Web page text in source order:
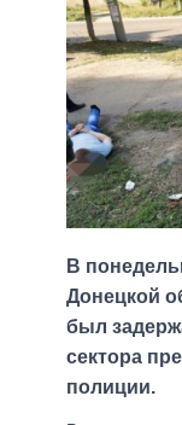
В
Донецкой
был
сектора
полиции.